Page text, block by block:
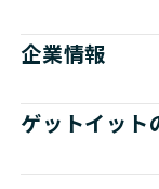
企業情報
ゲットイット